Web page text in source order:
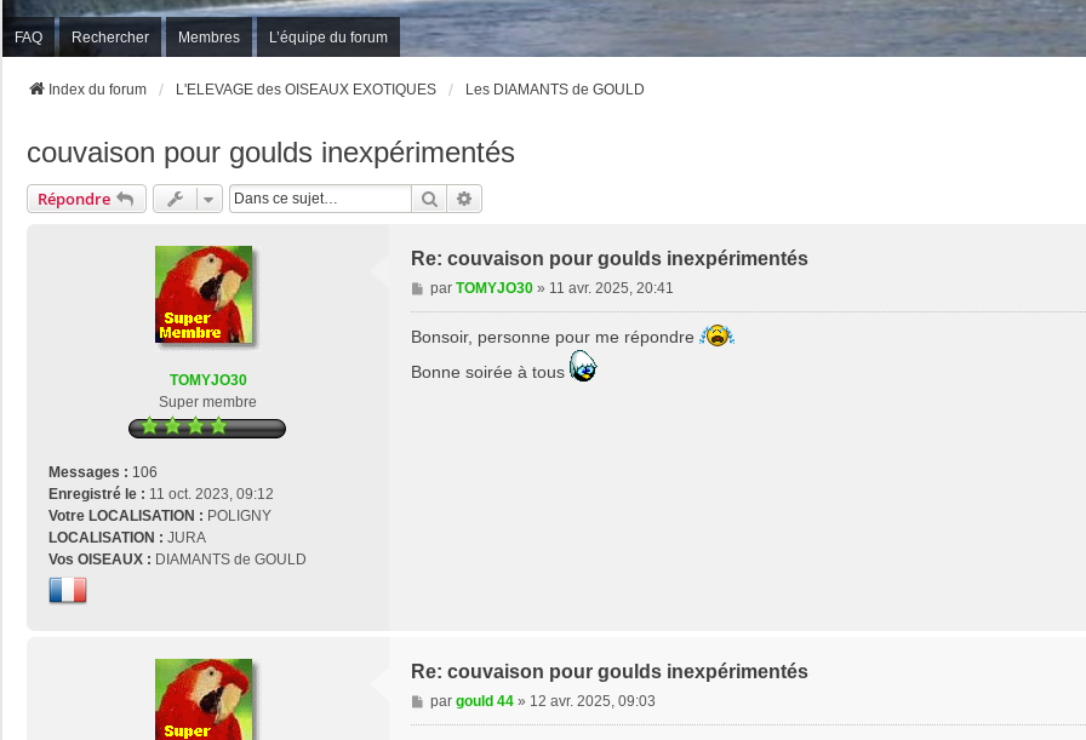
FAQ Rechercher Membres L’équipe du forum
Index du forum L'ELEVAGE des OISEAUX EXOTIQUES Les DIAMANTS de GOULD
couvaison pour goulds inexpérimentés
Répondre Rechercher
TOMYJO30
Super membre
Messages : 106
Enregistré le : 11 oct. 2023, 09:12
Votre LOCALISATION : POLIGNY
LOCALISATION : JURA
Vos OISEAUX : DIAMANTS de GOULD
Re: couvaison pour goulds inexpérimentés
M
e
a
par TOMYJO30» 11 avr. 2025, 20:41
Bonsoir, personne pour me répondre
Bonne soirée à tous
Re: couvaison pour goulds inexpérimentés
M
e
par gould 44» 12 avr. 2025, 09:03